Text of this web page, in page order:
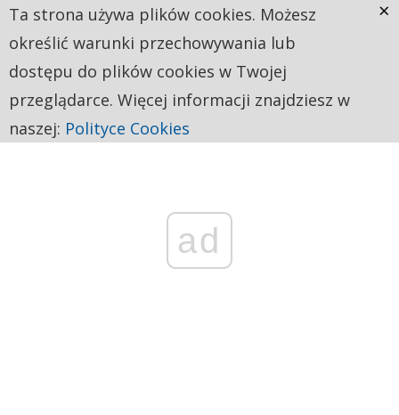
ad
Ta strona używa plików cookies. Możesz
określić warunki przechowywania lub
dostępu do plików cookies w Twojej
przeglądarce. Więcej informacji znajdziesz w
naszej: Polityce Cookies
×